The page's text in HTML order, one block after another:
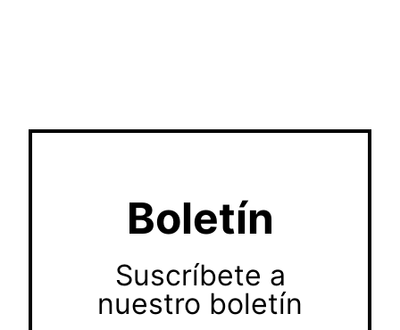
Boletín
Suscríbete a
nuestro boletín